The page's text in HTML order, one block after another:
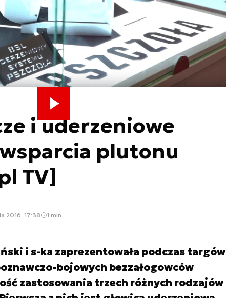
i uderzeniowe
wsparcia plutonu
TV]
2016, 17:38 1 min.
i s-ka zaprezentowała podczas targów
bojowych bezzałogowców
zastosowania trzech różnych rodzajów